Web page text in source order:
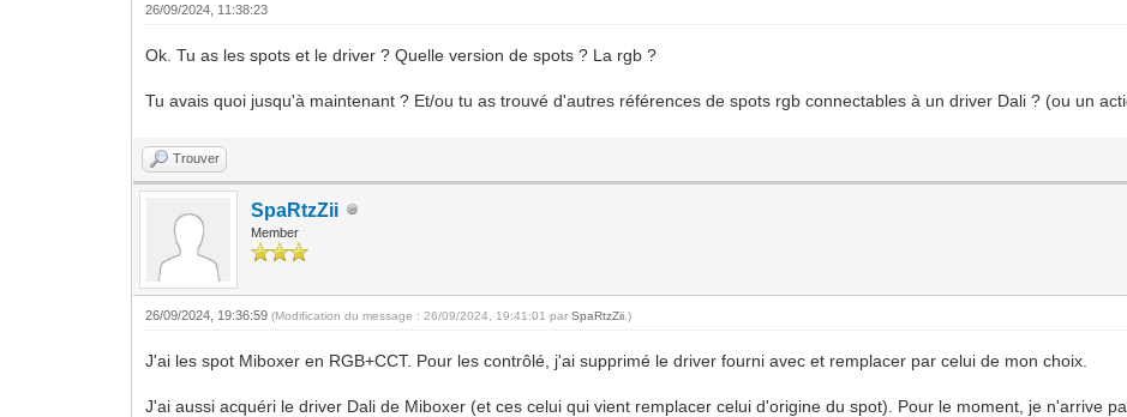
26/09/2024, 11:38:23
Ok. Tu as les spots et le driver ? Quelle version de spots ? La rgb ?
Tu avais quoi jusqu'à maintenant ? Et/ou tu as trouvé d'autres références de spots rgb connectables à un driver Dali ? (ou un
Trouver
SpaRtzZii
Member
26/09/2024, 19:36:59(Modification du message : 26/09/2024, 19:41:01 parSpaRtzZii .)
J'ai les spot Miboxer en RGB+CCT. Pour les contrôlé, j'ai supprimé le driver fourni avec et remplacer par celui de mon choix.
J'ai aussi acquéri le driver Dali de Miboxer (et ces celui qui vient remplacer celui d'origine du spot). Pour le moment, je n'arrive